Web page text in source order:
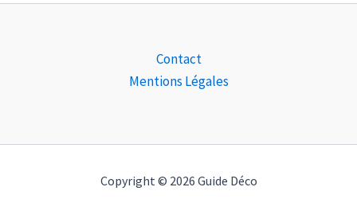
Contact
Mentions Légales
Copyright © 2026 Guide Déco